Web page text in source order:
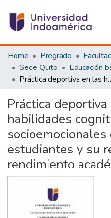
Communities & Collections
All of DSpace
Statistics
Estadísticas Externas
Home Pregrado
Sede Quito
Educación
Práctica deportiva en las habilidades cognitivas y
Práctica
habilidades
socioemocionales
estudiantes y su
rendimiento